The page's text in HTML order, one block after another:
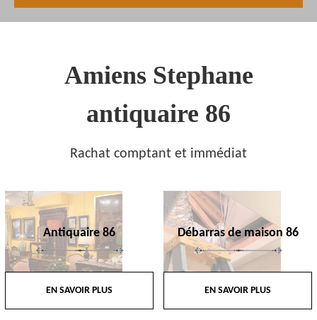
Amiens Stephane
antiquaire 86
Rachat comptant et immédiat
Antiquaire 86
EN SAVOIR PLUS
Débarras de maison 86
EN SAVOIR PLUS